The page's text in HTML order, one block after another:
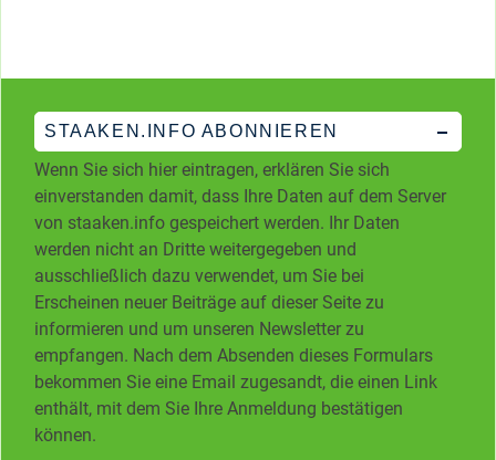
STAAKEN.INFO ABONNIEREN
Wenn Sie sich hier eintragen, erklären Sie sich
einverstanden damit, dass Ihre Daten auf dem Server
von staaken.info gespeichert werden. Ihr Daten
werden nicht an Dritte weitergegeben und
ausschließlich dazu verwendet, um Sie bei
Erscheinen neuer Beiträge auf dieser Seite zu
informieren und um unseren Newsletter zu
empfangen. Nach dem Absenden dieses Formulars
bekommen Sie eine Email zugesandt, die einen Link
enthält, mit dem Sie Ihre Anmeldung bestätigen
können.